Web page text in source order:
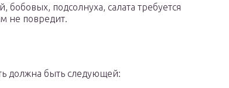
подсолнуха, салата требуется
не повредит.
должна быть следующей: